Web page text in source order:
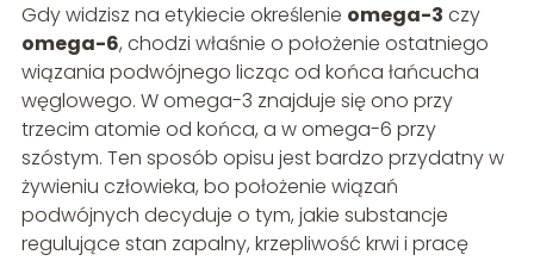
Gdy widzisz na etykiecie określenie omega-3 czy
omega-6, chodzi właśnie o położenie ostatniego
wiązania podwójnego licząc od końca łańcucha
węglowego. W omega-3 znajduje się ono przy
trzecim atomie od końca, a w omega-6 przy
szóstym. Ten sposób opisu jest bardzo przydatny w
żywieniu człowieka, bo położenie wiązań
podwójnych decyduje o tym, jakie substancje
regulujące stan zapalny, krzepliwość krwi i pracę